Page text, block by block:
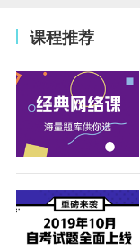
课程推荐